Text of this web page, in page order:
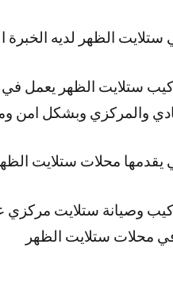
الظهر لديه الخبرة
والمركزي وبشكل امن
يقدمها محلات ستلايت
وصيانة ستلايت مركزي
محلات ستلايت الظهر